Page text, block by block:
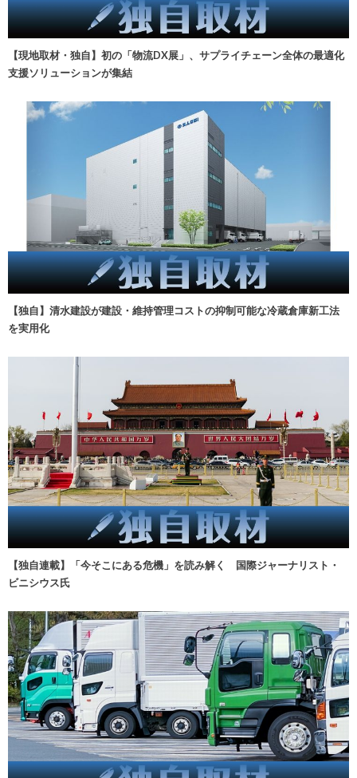
【現地取材・独自】初の「物流DX展」、サプライチェーン全体の最適化
支援ソリューションが集結
【独自】清水建設が建設・維持管理コストの抑制可能な冷蔵倉庫新工法
を実用化
【独自連載】「今そこにある危機」を読み解く 国際ジャーナリスト・
ビニシウス氏